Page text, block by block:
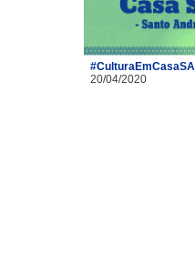
#CulturaEmCasaSA
20/04/2020